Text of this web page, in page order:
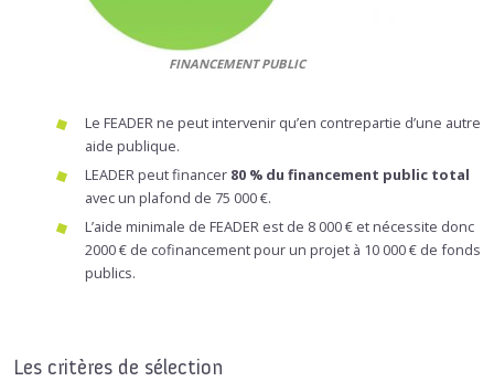
FINANCEMENT PUBLIC
Le FEADER ne peut intervenir qu’en contrepartie d’une autre
aide publique.
LEADER peut financer 80 % du financement public total
avec un plafond de 75 000 €.
L’aide minimale de FEADER est de 8 000 € et nécessite donc
2000 € de cofinancement pour un projet à 10 000 € de fonds
publics.
Les critères de sélection